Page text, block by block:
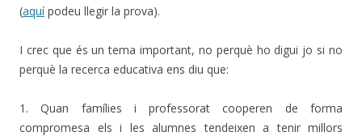
(aquípodeu llegir la prova).
I crec que és un tema important, no perquè ho digui jo si no
perquè la recerca educativa ens diu que:
1. Quan famílies i professorat cooperen de forma
compromesa els i les alumnes tendeixen a tenir millors